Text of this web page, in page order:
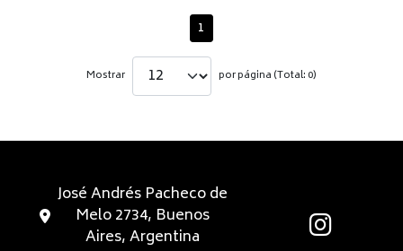
1
Mostrar por página (Total: 0)
José Andrés Pacheco de
Melo 2734, Buenos
Aires, Argentina